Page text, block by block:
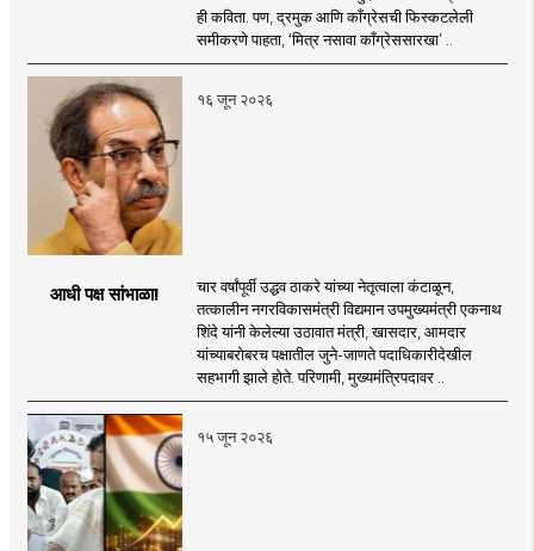
ही कविता. पण, द्रमुक आणि काँग्रेसची फिस्कटलेली
समीकरणे पाहता, ‘मित्र नसावा काँग्रेससारखा’ ..
१६ जून २०२६
आधी पक्ष सांभाळा!
चार वर्षांपूर्वी उद्धव ठाकरे यांच्या नेतृत्वाला कंटाळून,
तत्कालीन नगरविकासमंत्री विद्यमान उपमुख्यमंत्री एकनाथ
शिंदे यांनी केलेल्या उठावात मंत्री, खासदार, आमदार
यांच्याबरोबरच पक्षातील जुने-जाणते पदाधिकारीदेखील
सहभागी झाले होते. परिणामी, मुख्यमंत्रिपदावर ..
१५ जून २०२६